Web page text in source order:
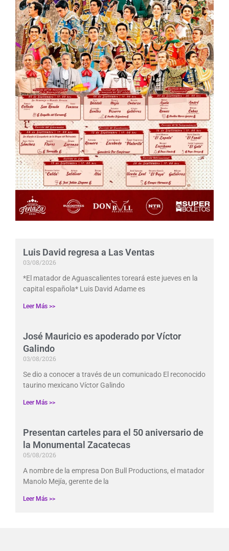
Luis David regresa a Las Ventas
03/08/2026
*El matador de Aguascalientes toreará este jueves en la
capital española* Luis David Adame es
Leer Más >>
José Mauricio es apoderado por Víctor
Galindo
03/08/2026
Se dio a conocer a través de un comunicado El reconocido
taurino mexicano Víctor Galindo
Leer Más >>
Presentan carteles para el 50 aniversario de
la Monumental Zacatecas
05/08/2026
A nombre de la empresa Don Bull Productions, el matador
Manolo Mejía, gerente de la
Leer Más >>